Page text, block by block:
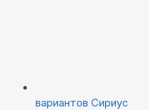
вариантов Сириус